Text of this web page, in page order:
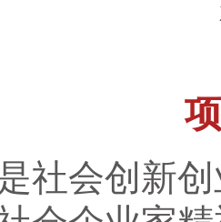
社会创新